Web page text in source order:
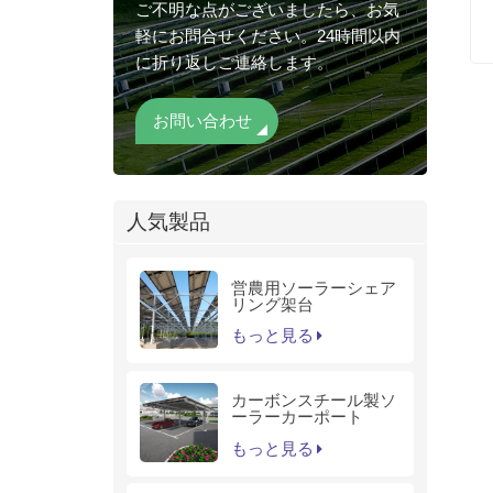
ご不明な点がございましたら、お気
軽にお問合せください。24時間以内
に折り返しご連絡します。
お問い合わせ
人気製品
営農用ソーラーシェア
リング架台
もっと見る
カーボンスチール製ソ
ーラーカーポート
もっと見る